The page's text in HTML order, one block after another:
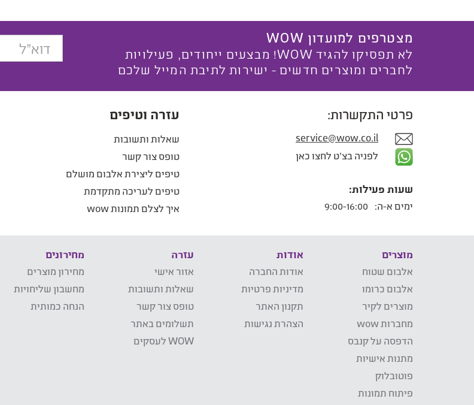
מצטרפים למועדון WOW
לא תפסיקו להגיד WOW! מבצעים ייחודים, פעילויות
לחברים ומוצרים חדשים - ישירות לתיבת המייל שלכם
פרטי התקשרות:
service@wow.co.il
לפניה בצ'ט לחצו כאן
שעות פעילות:
ימים א-ה:
עזרה וטיפים
שאלות ותשובות
טופס צור קשר
טיפים ליצירת אלבום מושלם
טיפים לעריכה מתקדמת
איך לצלם תמונות wow
מוצרים
אלבום שטוח
אלבום כרומו
מוצרים לקיר
מחברות wow
הדפסה על קנבס
מתנות אישיות
פוטובלוק
פיתוח תמונות
אודות
אודות החברה
מדיניות פרטיות
תקנון האתר
הצהרת נגישות
עזרה
אזור אישי
שאלות ותשובות
טופס צור קשר
תשלומים באתר
WOW לעסקים
מחירונים
מחירון מוצרים
מחשבון שליחויות
הנחה כמותית